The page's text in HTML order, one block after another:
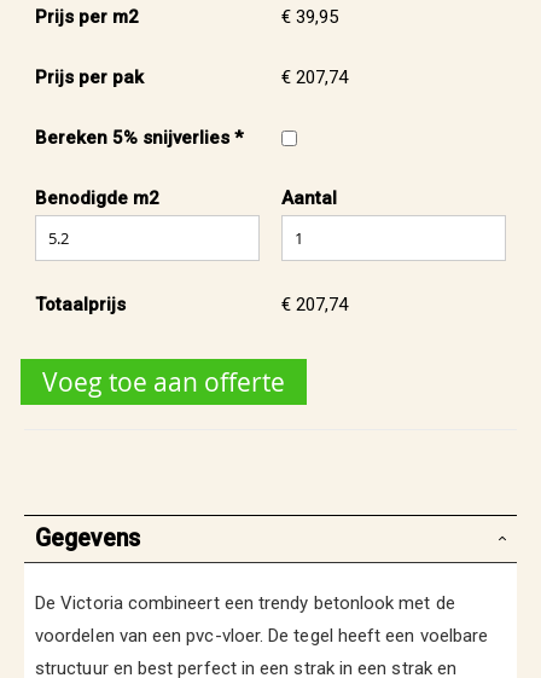
Prijs per m2 € 39,95
Prijs per pak € 207,74
Bereken 5% snijverlies *
Benodigde m2 Aantal
Totaalprijs € 207,74
Voeg toe aan offerte
Gegevens
De Victoria combineert een trendy betonlook met de
voordelen van een pvc-vloer. De tegel heeft een voelbare
structuur en best perfect in een strak in een strak en